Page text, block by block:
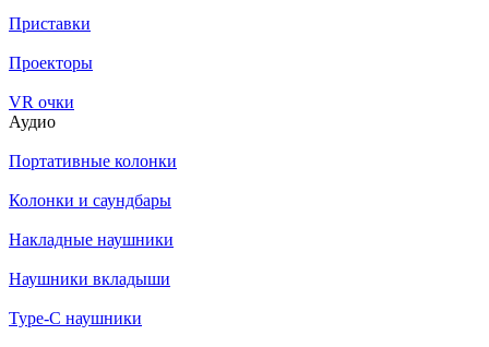
Приставки
Проекторы
VR очки
Аудио
Портативные колонки
Колонки и саундбары
Накладные наушники
Наушники вкладыши
Type-C наушники